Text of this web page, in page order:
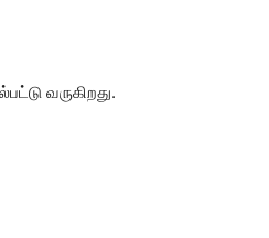
வருகிறது.